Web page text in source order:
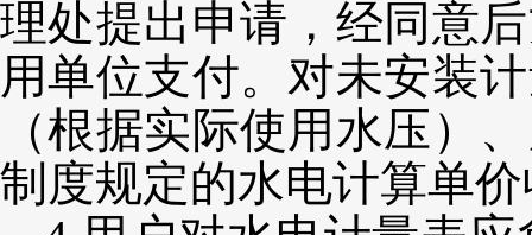
理处提出申请，经同意
用单位支付。对未安装
（根据实际使用水压）
制度规定的水电计算单